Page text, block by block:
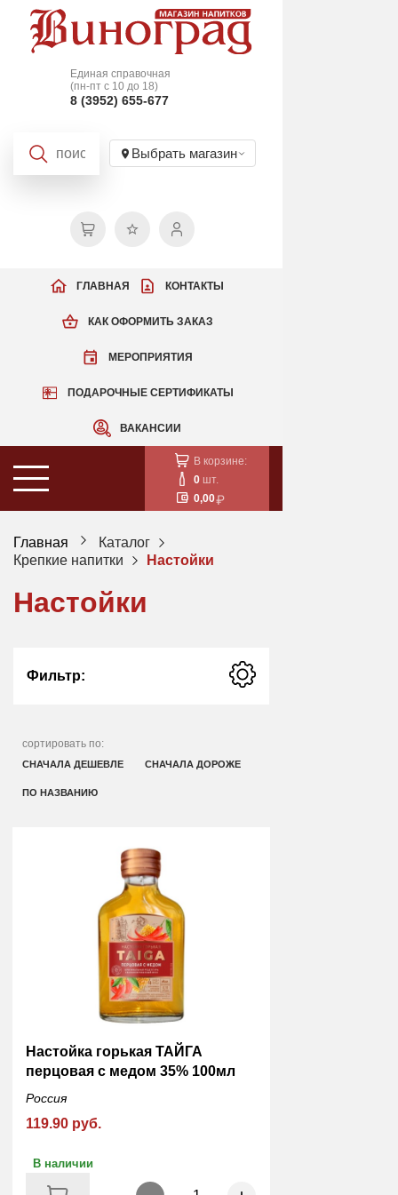
Единая справочная
(пн-пт с 10 до 18)
8 (3952) 655-677
Выбрать магазин
КАК ОФОРМИТЬ ЗАКАЗ
МЕРОПРИЯТИЯ
ПОДАРОЧНЫЕ СЕРТИФИКАТЫ
ВАКАНСИИ
ГЛАВНАЯ КОНТАКТЫ
В корзине:
0 шт.
0,00
Главная
Каталог
Крепкие напитки
Настойки
Настойки
Фильтр:
сортировать по:
СНАЧАЛА ДЕШЕВЛЕ СНАЧАЛА ДОРОЖЕ
ПО НАЗВАНИЮ
Настойка горькая ТАЙГА
перцовая с медом 35% 100мл
Россия
119.90 руб.
В наличии